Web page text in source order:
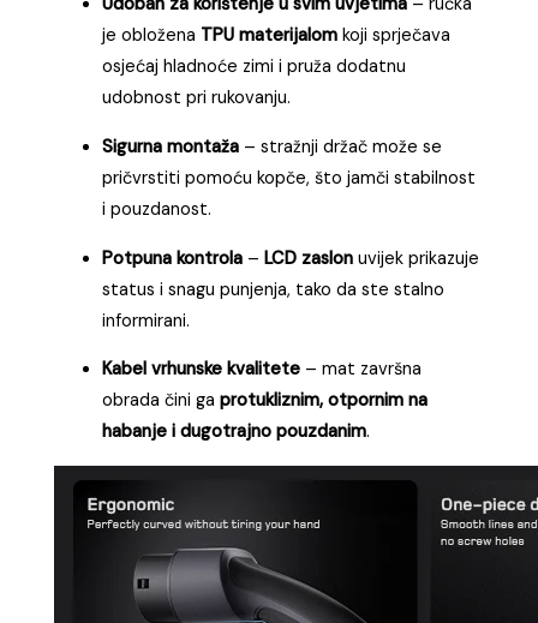
Udoban za korištenje u svim uvjetima – ručka
je obložena TPU materijalom koji sprječava
osjećaj hladnoće zimi i pruža dodatnu
udobnost pri rukovanju.
Sigurna montaža – stražnji držač može se
pričvrstiti pomoću kopče, što jamči stabilnost
i pouzdanost.
Potpuna kontrola –LCD zaslon uvijek prikazuje
status i snagu punjenja, tako da ste stalno
informirani.
Kabel vrhunske kvalitete – mat završna
obrada čini gaprotukliznim, otpornim na
habanje i dugotrajno pouzdanim.